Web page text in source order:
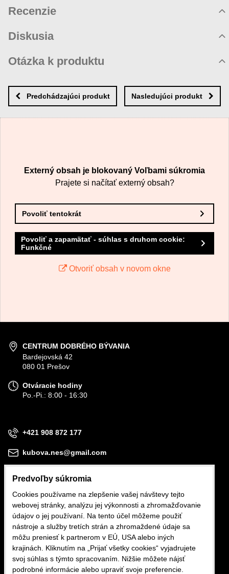
Recenzie
Diskusia
Zatiaľ nie sú žiadne komentáre! Buďte prvý!
Nový komentár
Otázka k produktu
MENO
VAŠA OTÁZKA K PRODUKTU
Odoslať
Predchádzajúci produkt Nasledujúci produkt
Externý obsah je blokovaný Voľbami súkromia
Prajete si načítať externý obsah?
Povoliť tentokrát
Povoliť a zapamätať - súhlas s druhom cookie:
Funkčné
Otvoriť obsah v novom okne
CENTRUM DOBRÉHO BÝVANIA
Bardejovská 42
080 01 Prešov
Otváracie hodiny
Po.-Pi.: 8:00 - 16:30
+421 908 872 177
kubova.nes@gmail.com
Obchodné podmienky
Reklamačné podmienky
Ochrana osobných údajov
Predvoľby súkromia
Cookies používame na zlepšenie vašej návštevy tejto
webovej stránky, analýzu jej výkonnosti a zhromažďovanie
údajov o jej používaní. Na tento účel môžeme použiť
nástroje a služby tretích strán a zhromaždené údaje sa
môžu preniesť k partnerom v EÚ, USA alebo iných
krajinách. Kliknutím na „Prijať všetky cookies“ vyjadrujete
svoj súhlas s týmto spracovaním. Nižšie môžete nájsť
podrobné informácie alebo upraviť svoje preferencie.